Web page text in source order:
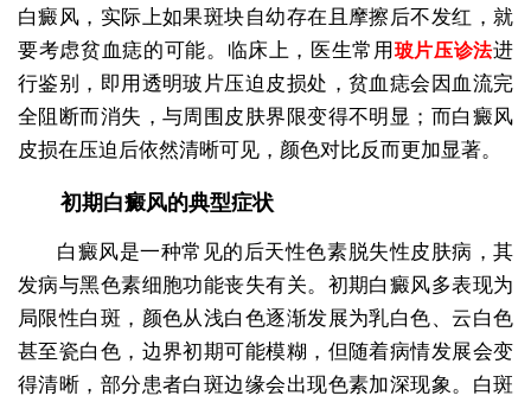
白癜风，实际上如果斑块自幼存在且摩擦后不发红，就
要考虑贫血痣的可能。临床上，医生常用 玻片压诊法进
行鉴别，即用透明玻片压迫皮损处，贫血痣会因血流完
全阻断而消失，与周围皮肤界限变得不明显；而白癜风
皮损在压迫后依然清晰可见，颜色对比反而更加显著。
初期白癜风的典型症状
白癜风是一种常见的后天性色素脱失性皮肤病，其
发病与黑色素细胞功能丧失有关。初期白癜风多表现为
局限性白斑，颜色从浅白色逐渐发展为乳白色、云白色
甚至瓷白色，边界初期可能模糊，但随着病情发展会变
得清晰，部分患者白斑边缘会出现色素加深现象。白斑